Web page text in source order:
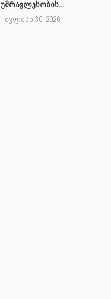
უმრავლესობის...
ივლისი 30, 2026